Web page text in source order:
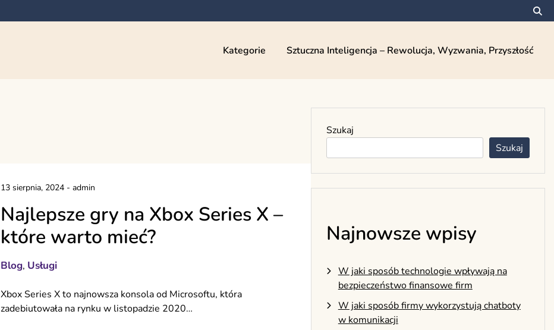
Kategorie Sztuczna Inteligencja – Rewolucja, Wyzwania, Przyszłość
13 sierpnia, 2024- admin
Najlepsze gry na Xbox Series X –
które warto mieć?
Blog, Usługi
Xbox Series X to najnowsza konsola od Microsoftu, która
zadebiutowała na rynku w listopadzie 2020…
Szukaj
Szukaj
Najnowsze wpisy
W jaki sposób technologie wpływają na
bezpieczeństwo finansowe firm
W jaki sposób firmy wykorzystują chatboty
w komunikacji